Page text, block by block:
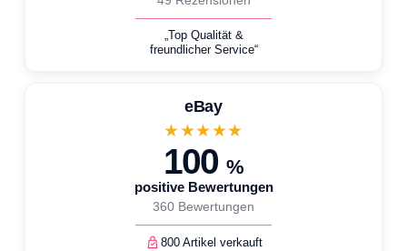
„Top Qualität &
freundlicher Service“
eBay
★★★★★
100 %
positive Bewertungen
360 Bewertungen
800 Artikel verkauft